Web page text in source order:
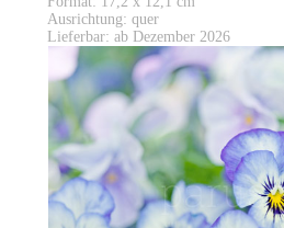
Ausrichtung: quer
Lieferbar: ab Dezember 2026